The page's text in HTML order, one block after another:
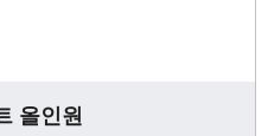
올인원